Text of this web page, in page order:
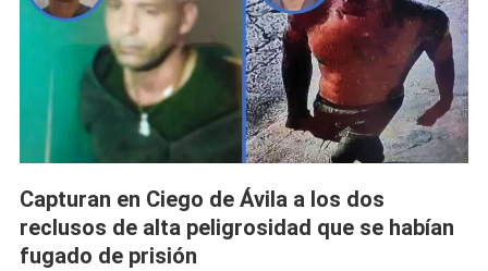
Capturan en Ciego de Ávila a los dos
reclusos de alta peligrosidad que se habían
fugado de prisión